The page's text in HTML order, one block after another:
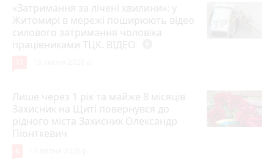
«Затримання за лічені хвилини»: у
Житомирі в мережі поширюють відео
силового затримання чоловіка
працівниками ТЦК. ВІДЕО
Лише через 1 рік та майже 8 місяців
Захисник на Щиті повернувся до
рідного міста Захисник Олександр
Піонткевич